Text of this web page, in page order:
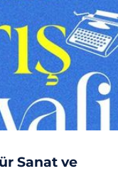
Sanat ve